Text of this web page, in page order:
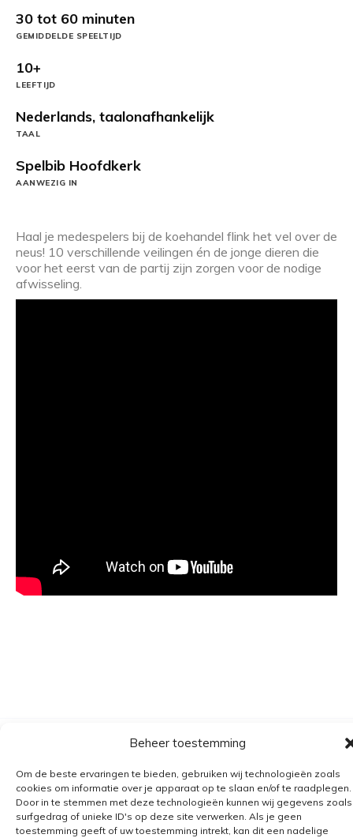
Beheer toestemming
Om de beste ervaringen te bieden, gebruiken wij technologieën zoals
cookies om informatie over je apparaat op te slaan en/of te raadplegen.
Door in te stemmen met deze technologieën kunnen wij gegevens zoals
surfgedrag of unieke ID's op deze site verwerken. Als je geen
toestemming geeft of uw toestemming intrekt, kan dit een nadelige
30 tot 60 minuten
GEMIDDELDE SPEELTIJD
10+
LEEFTIJD
Nederlands, taalonafhankelijk
TAAL
Spelbib Hoofdkerk
AANWEZIG IN
Haal je medespelers bij de koehandel flink het vel over de
neus! 10 verschillende veilingen én de jonge dieren die
voor het eerst van de partij zijn zorgen voor de nodige
afwisseling.
Algemene voorwaarden
Verzending
Retourbeleid
BE 0682.845.059